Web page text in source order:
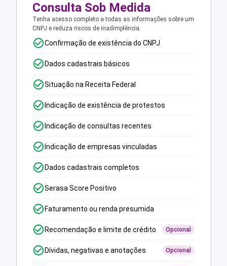
Consulta Sob Medida
Tenha acesso completo a todas as informações sobre um
CNPJ e reduza riscos de inadimplência.
Confirmação de existência do CNPJ
Dados cadastrais básicos
Situação na Receita Federal
Indicação de existência de protestos
Indicação de consultas recentes
Indicação de empresas vinculadas
Dados cadastrais completos
Serasa Score Positivo
Faturamento ou renda presumida
Recomendação e limite de crédito Opcional
Dívidas, negativas e anotações Opcional